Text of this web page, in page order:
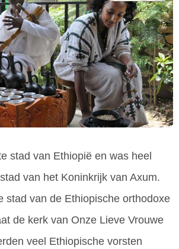
stad van Ethiopië en was heel
van het Koninkrijk van Axum.
stad van de Ethiopische orthodoxe
de kerk van Onze Lieve Vrouwe
veel Ethiopische vorsten